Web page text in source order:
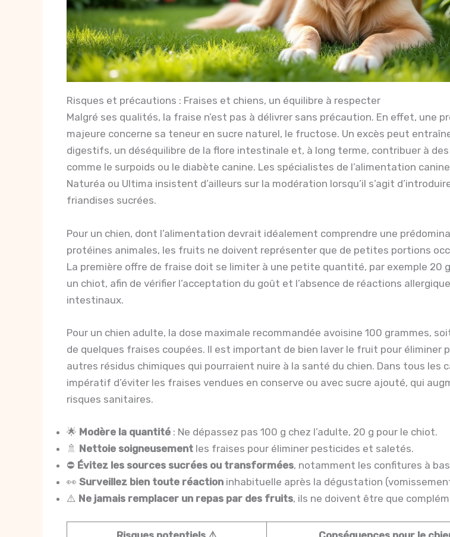
Risques et précautions : Fraises et chiens, un équilibre à respecter
Malgré ses qualités, la fraise n’est pas à délivrer sans précaution. En effet, une
majeure concerne sa teneur en sucre naturel, le fructose. Un excès peut
digestifs, un déséquilibre de la flore intestinale et, à long terme, contribuer à
comme le surpoids ou le diabète canine. Les spécialistes de l’alimentation
Naturéa ou Ultima insistent d’ailleurs sur la modération lorsqu’il s’agit
friandises sucrées.
Pour un chien, dont l’alimentation devrait idéalement comprendre une
protéines animales, les fruits ne doivent représenter que de petites portions
La première offre de fraise doit se limiter à une petite quantité, par exemple 20
un chiot, afin de vérifier l’acceptation du goût et l’absence de réactions
intestinaux.
Pour un chien adulte, la dose maximale recommandée avoisine 100 grammes,
de quelques fraises coupées. Il est important de bien laver le fruit pour éliminer
autres résidus chimiques qui pourraient nuire à la santé du chien. Dans tous les
impératif d’éviter les fraises vendues en conserve ou avec sucre ajouté, qui
risques sanitaires.
🌟 Modère la quantité : Ne dépassez pas 100 g chez l’adulte, 20 g pour le chiot.
🚿 Nettoie soigneusement les fraises pour éliminer pesticides et saletés.
⛔ Évitez les sources sucrées ou transformées, notamment les confitures à
👀 Surveillez bien toute réaction inhabituelle après la dégustation
⚠️ Ne jamais remplacer un repas par des fruits, ils ne doivent être que